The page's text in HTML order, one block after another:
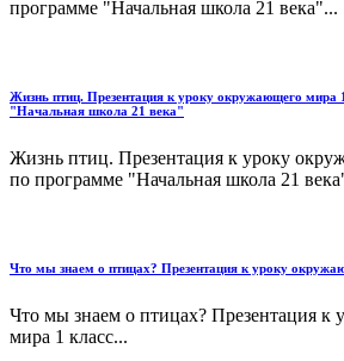
программе "Начальная школа 21 века"...
Жизнь птиц. Презентация к уроку окружающего мира
"Начальная школа 21 века"
Жизнь птиц. Презентация к уроку
по программе "Начальная школа 21
Что мы знаем о птицах? Презентация к уроку
Что мы знаем о птицах? Презентация к
мира 1 класс...